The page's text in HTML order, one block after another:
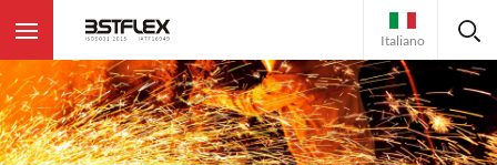
Italiano